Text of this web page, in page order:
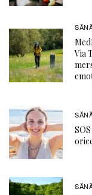
Via